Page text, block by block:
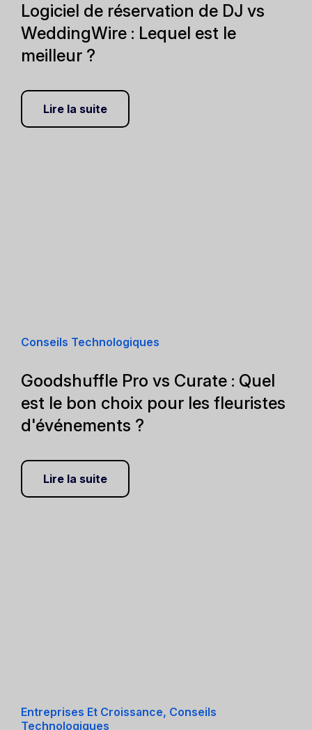
Logiciel de réservation de DJ vs
WeddingWire : Lequel est le
meilleur ?
Lire la suite
Conseils Technologiques
Goodshuffle Pro vs Curate : Quel
est le bon choix pour les fleuristes
d'événements ?
Lire la suite
Entreprises Et Croissance, Conseils
Technologiques